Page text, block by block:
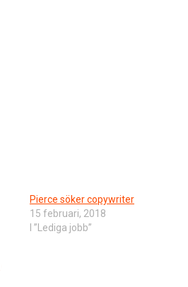
Pierce söker copywriter
15 februari, 2018
I ”Lediga jobb”